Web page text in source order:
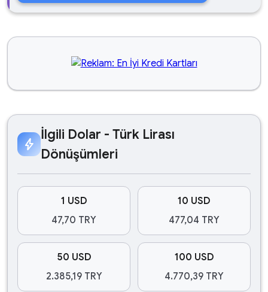
bolt
İlgili Dolar - Türk Lirası
Dönüşümleri
1 USD
47,70 TRY
10 USD
477,04 TRY
50 USD
2.385,19 TRY
100 USD
4.770,39 TRY